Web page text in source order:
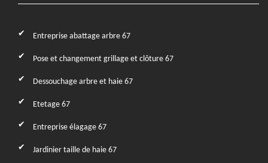
Entreprise abattage arbre 67
Pose et changement grillage et clôture 67
Dessouchage arbre et haie 67
Etetage 67
Entreprise élagage 67
Jardinier taille de haie 67